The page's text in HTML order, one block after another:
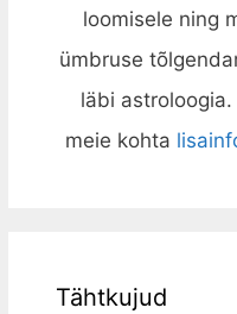
loomisele ning
ümbruse
läbi astroloogia.
meie kohta
Tähtkujud